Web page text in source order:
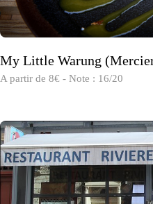
My Little Warung
A partir de 8€ - Note : 16/20